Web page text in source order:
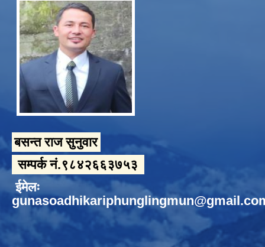
बसन्त राज सुनुवार
सम्पर्क नं.९८४२६६३७५३
ईमेलः